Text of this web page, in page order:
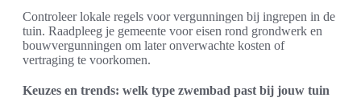
Controleer lokale regels voor vergunningen bij ingrepen in de
tuin. Raadpleeg je gemeente voor eisen rond grondwerk en
bouwvergunningen om later onverwachte kosten of
vertraging te voorkomen.
Keuzes en trends: welk type zwembad past bij jouw tuin